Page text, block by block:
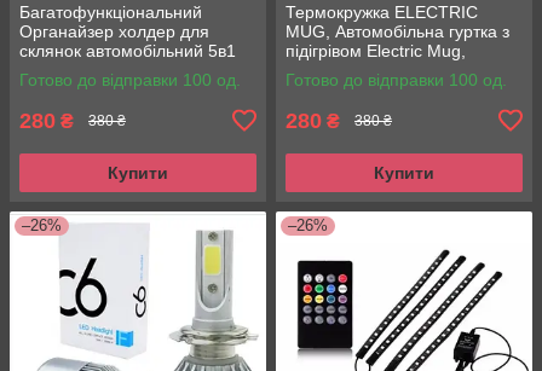
Багатофункціональний
Органайзер холдер для
склянок автомобільний 5в1
Car holder 5in1
Готово до відправки 100 од.
280 ₴ 380 ₴
Купити
Термокружка ELECTRIC
MUG, Автомобільна гуртка з
підігрівом Electric Mug,
Кружка з підігрівом
Готово до відправки 100 од.
280 ₴ 380 ₴
Купити
–26% –26%